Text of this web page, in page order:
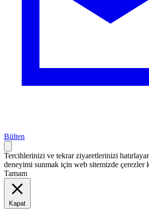
Bülten
Tercihlerinizi ve tekrar ziyaretlerinizi
deneyimi sunmak için web sitemizde çerezler
Tamam
Kapat